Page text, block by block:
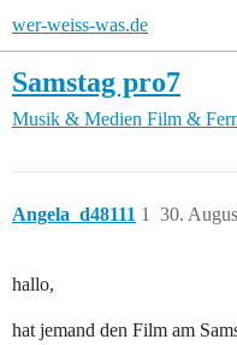
wer-weiss-was.de
Samstag pro7
Musik & Medien Film &
Angela_d48111 30.
1
hallo,
hat jemand den Film am